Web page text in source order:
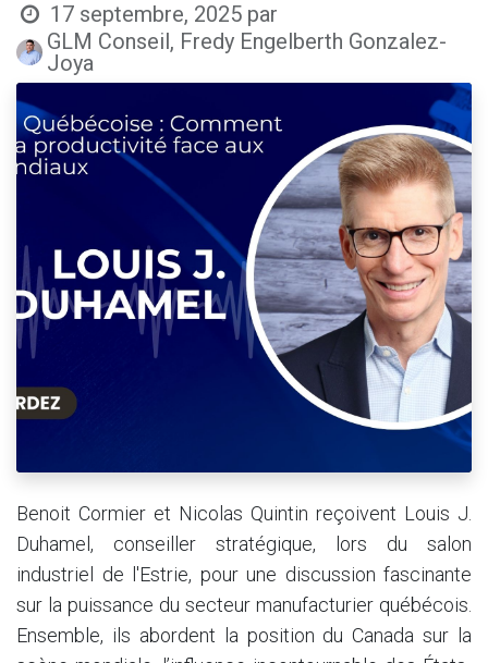
17 septembre, 2025 par
GLM Conseil, Fredy Engelberth Gonzalez-
Joya
Benoit Cormier et Nicolas Quintin reçoivent Louis J.
Duhamel, conseiller stratégique, lors du salon
industriel de l'Estrie, pour une discussion fascinante
sur la puissance du secteur manufacturier québécois.
Ensemble, ils abordent la position du Canada sur la